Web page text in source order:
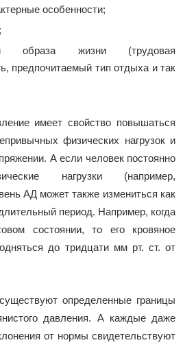
особенности;
образа жизни (трудовая
предпочитаемый тип отдыха и так
имеет свойство повышаться
физических нагрузок и
А если человек постоянно
нагрузки (например,
АД может также измениться как
период. Например, когда
состоянии, то его кровяное
до тридцати мм рт. ст. от
определенные границы
давления. А каждые даже
от нормы свидетельствуют